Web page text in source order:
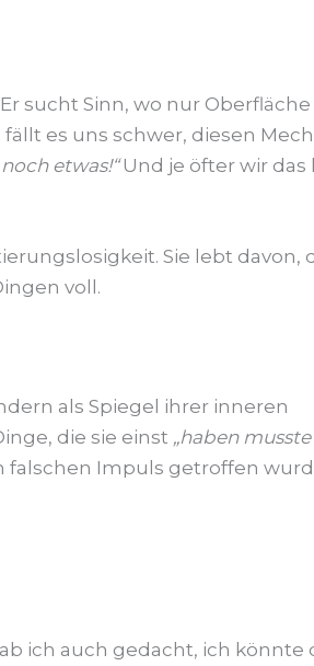
sucht Sinn, wo nur Oberfläche
es uns schwer, diesen
etwas!“Und je öfter wir das
Sie lebt davon,
voll.
als Spiegel ihrer inneren
die sie einst „haben
falschen Impuls getroffen
ich auch gedacht, ich könnte